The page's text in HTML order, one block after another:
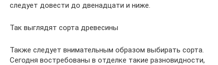
следует довести до двенадцати и ниже.
Так выглядят сорта древесины
Также следует внимательным образом выбирать сорта.
Сегодня востребованы в отделке такие разновидности,